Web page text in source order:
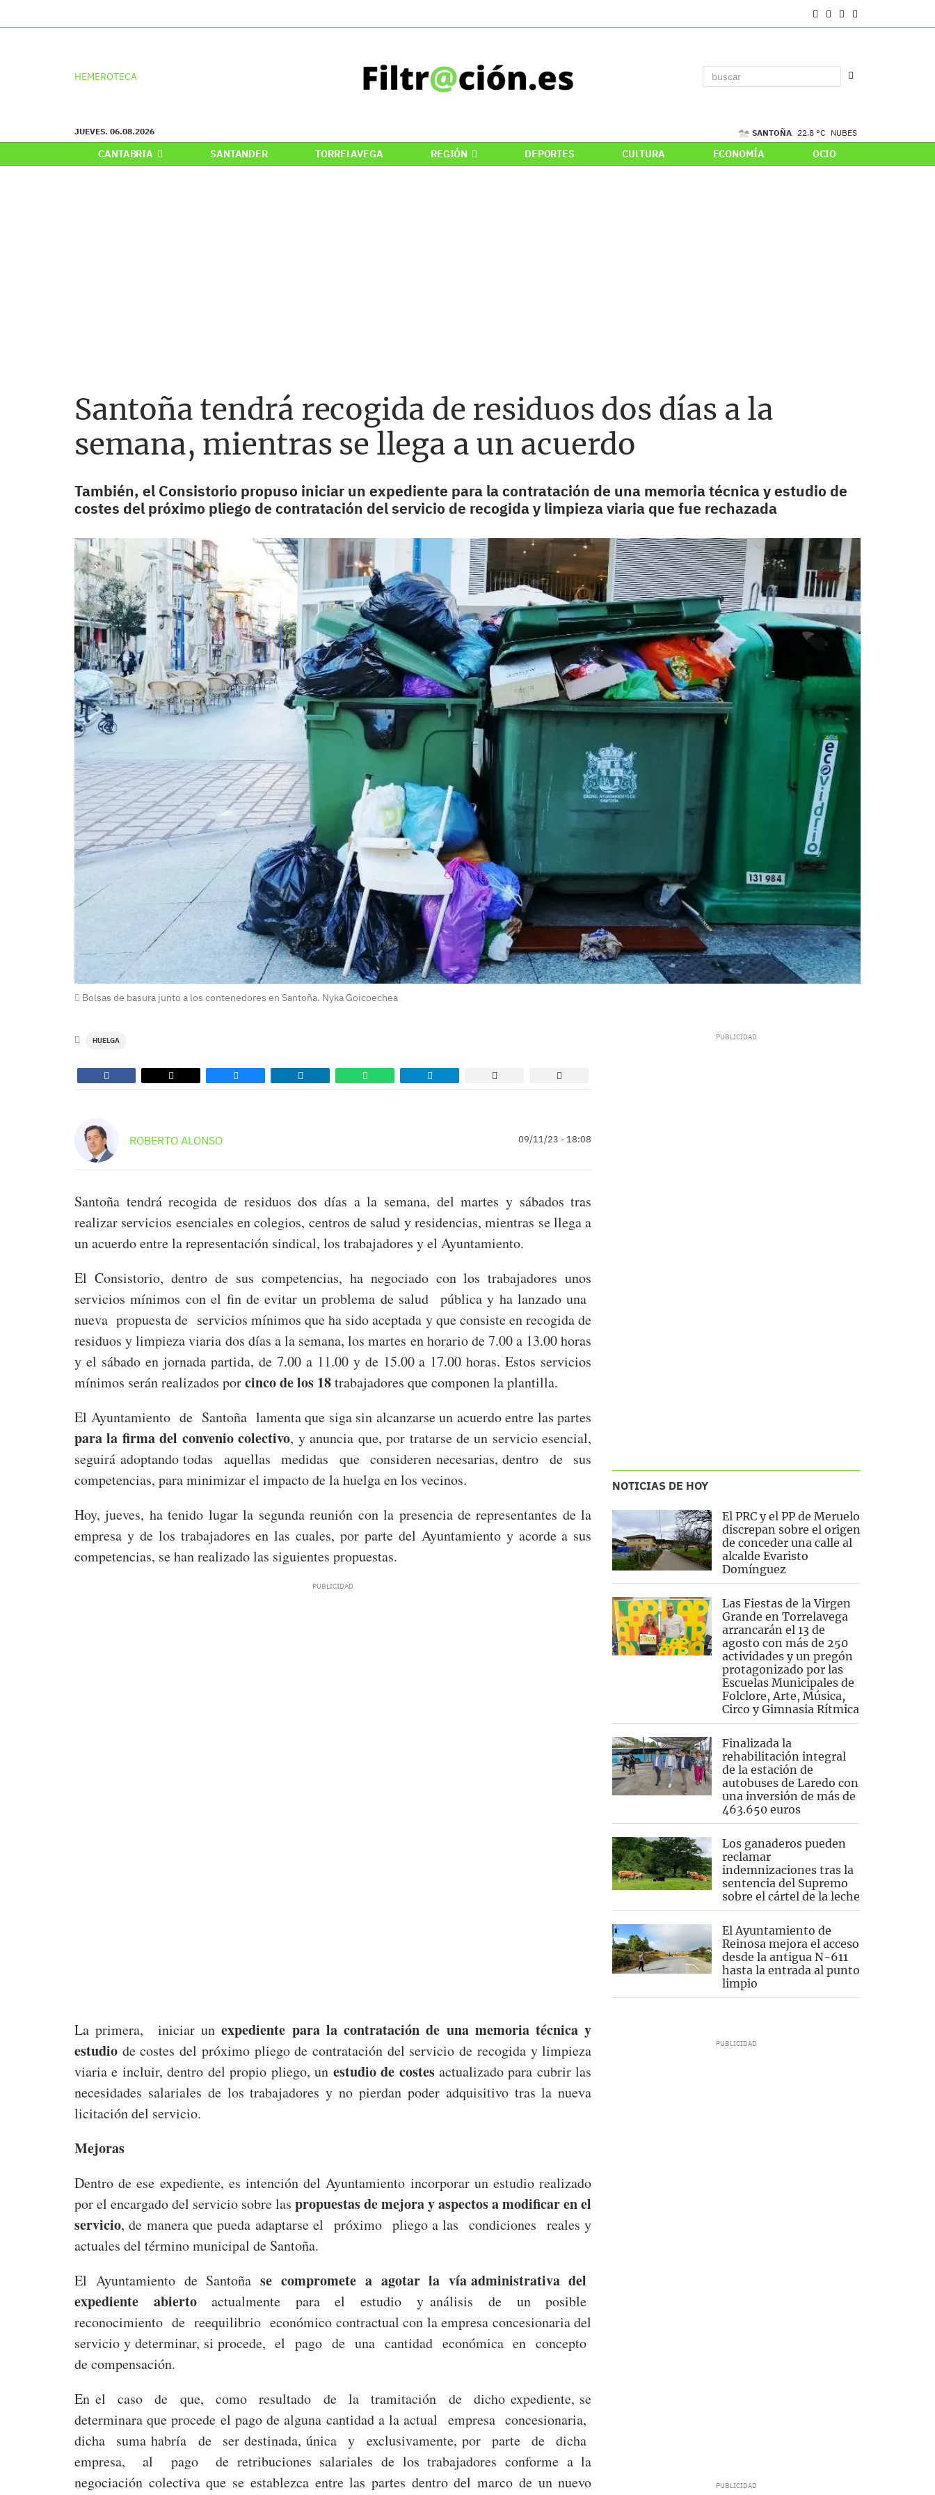
HEMEROTECA
JUEVES. 06.08.2026 SANTOÑA 22.8 °C NUBES
CANTABRIA SANTANDER TORRELAVEGA REGIÓN DEPORTES CULTURA ECONOMÍA OCIO
Santoña tendrá recogida de residuos dos días a la
semana, mientras se llega a un acuerdo
También, el Consistorio propuso iniciar un expediente para la contratación de una memoria técnica y estudio de
costes del próximo pliego de contratación del servicio de recogida y limpieza viaria que fue rechazada
Bolsas de basura junto a los contenedores en Santoña. Nyka Goicoechea
HUELGA
ROBERTO ALONSO 09/11/23 - 18:08
Santoña tendrá recogida de residuos dos días a la semana, del martes y sábados tras
realizar servicios esenciales en colegios, centros de salud y residencias, mientras se llega a
un acuerdo entre la representación sindical, los trabajadores y el Ayuntamiento.
El Consistorio, dentro de sus competencias, ha negociado con los trabajadores unos
servicios mínimos con el fin de evitar un problema de salud pública y ha lanzado una
nueva propuesta de servicios mínimos que ha sido aceptada y que consiste en recogida de
residuos y limpieza viaria dos días a la semana, los martes en horario de 7.00 a 13.00 horas
y el sábado en jornada partida, de 7.00 a 11.00 y de 15.00 a 17.00 horas. Estos servicios
mínimos serán realizados porcinco de los 18trabajadores que componen la plantilla.
El Ayuntamiento de Santoña lamenta que siga sin alcanzarse un acuerdo entre las partes
para la firma del convenio colectivo, y anuncia que, por tratarse de un servicio esencial,
seguirá adoptando todas aquellas medidas que consideren necesarias, dentro de sus
competencias, para minimizar el impacto de la huelga en los vecinos.
Hoy, jueves, ha tenido lugar la segunda reunión con la presencia de representantes de la
empresa y de los trabajadores en las cuales, por parte del Ayuntamiento y acorde a sus
competencias, se han realizado las siguientes propuestas.
La primera, iniciar unexpediente para la contratación de una memoria técnica y
estudio de costes del próximo pliego de contratación del servicio de recogida y limpieza
viaria e incluir, dentro del propio pliego, un estudio de costesactualizado para cubrir las
necesidades salariales de los trabajadores y no pierdan poder adquisitivo tras la nueva
licitación del servicio.
Mejoras
Dentro de ese expediente, es intención del Ayuntamiento incorporar un estudio realizado
por el encargado del servicio sobre laspropuestas de mejora y aspectos a modificar en el
servicio, de manera que pueda adaptarse el próximo pliego a las condiciones reales y
actuales del término municipal de Santoña.
El Ayuntamiento de Santoñase compromete a agotar la vía administrativa del
expediente abiertoactualmente para el estudio y análisis de un posible
reconocimiento de reequilibrio económico contractual con la empresa concesionaria del
servicio y determinar, si procede, el pago de una cantidad económica en concepto
de compensación.
En el caso de que, como resultado de la tramitación de dicho expediente, se
determinara que procede el pago de alguna cantidad a la actual empresa concesionaria,
dicha suma habría de ser destinada, única y exclusivamente, por parte de dicha
empresa, al pago de retribuciones salariales de los trabajadores conforme a la
negociación colectiva que se establezca entre las partes dentro del marco de un nuevo
NOTICIAS DE HOY
El PRC y el PP de Meruelo
discrepan sobre el origen
de conceder una calle al
alcalde Evaristo
Domínguez
Las Fiestas de la Virgen
Grande en Torrelavega
arrancarán el 13 de
agosto con más de 250
actividades y un pregón
protagonizado por las
Escuelas Municipales de
Folclore, Arte, Música,
Circo y Gimnasia Rítmica
Finalizada la
rehabilitación integral
de la estación de
autobuses de Laredo con
una inversión de más de
463.650 euros
Los ganaderos pueden
reclamar
indemnizaciones tras la
sentencia del Supremo
sobre el cártel de la leche
El Ayuntamiento de
Reinosa mejora el acceso
desde la antigua N-611
hasta la entrada al punto
limpio